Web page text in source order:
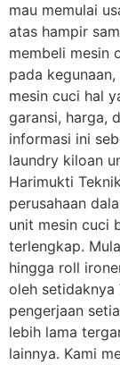
mau memulai
atas hampir
membeli mesin
pada
mesin cuci hal
garansi, harga,
informasi ini
laundry kiloan
Harimukti
perusahaan
unit mesin cuci
terlengkap.
hingga roll
oleh
pengerjaan
lebih lama
lainnya. Kami